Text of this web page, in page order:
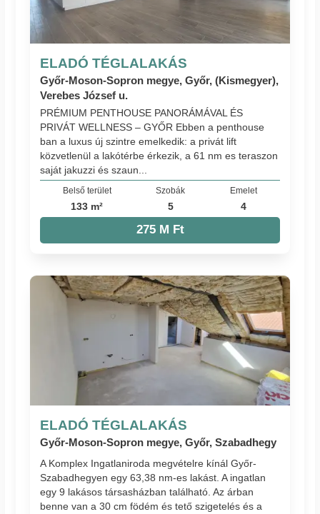
ELADÓ TÉGLALAKÁS
Győr-Moson-Sopron megye, Győr, (Kismegyer),
Verebes József u.
PRÉMIUM PENTHOUSE PANORÁMÁVAL ÉS
PRIVÁT WELLNESS – GYŐR Ebben a penthouse
ban a luxus új szintre emelkedik: a privát lift
közvetlenül a lakótérbe érkezik, a 61 nm es teraszon
saját jakuzzi és szaun...
Belső terület
133 m²
Szobák
5
Emelet
4
275 M Ft
ELADÓ TÉGLALAKÁS
Győr-Moson-Sopron megye, Győr, Szabadhegy
A Komplex Ingatlaniroda megvételre kínál Győr-
Szabadhegyen egy 63,38 nm-es lakást. A ingatlan
egy 9 lakásos társasházban található. Az árban
benne van a 30 cm födém és tető szigetelés és a